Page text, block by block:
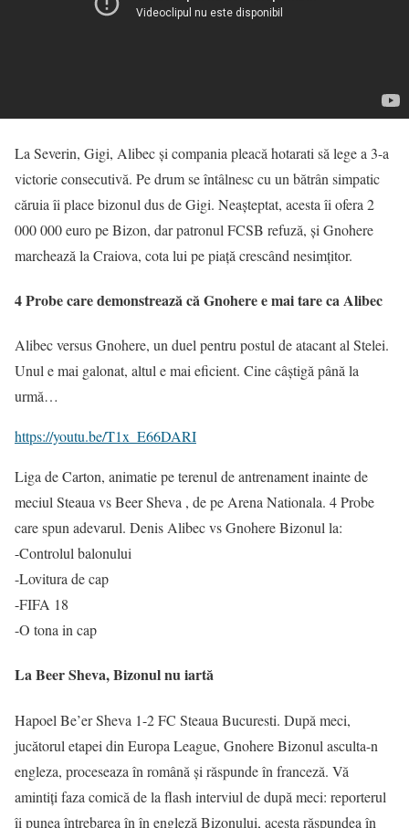
La Severin, Gigi, Alibec și compania pleacă hotarati să lege a 3-a
victorie consecutivă. Pe drum se întâlnesc cu un bătrân simpatic
căruia îi place bizonul dus de Gigi. Neașteptat, acesta îi ofera 2
000 000 euro pe Bizon, dar patronul FCSB refuză, și Gnohere
marchează la Craiova, cota lui pe piață crescând nesimțitor.
4 Probe care demonstrează că Gnohere e mai tare ca Alibec
Alibec versus Gnohere, un duel pentru postul de atacant al Stelei.
Unul e mai galonat, altul e mai eficient. Cine câștigă până la
urmă…
https://youtu.be/T1x_E66DARI
Liga de Carton, animatie pe terenul de antrenament inainte de
meciul Steaua vs Beer Sheva , de pe Arena Nationala. 4 Probe
care spun adevarul. Denis Alibec vs Gnohere Bizonul la:
-Controlul balonului
-Lovitura de cap
-FIFA 18
-O tona in cap
La Beer Sheva, Bizonul nu iartă
Hapoel Be’er Sheva 1-2 FC Steaua Bucuresti. După meci,
jucătorul etapei din Europa League, Gnohere Bizonul asculta-n
engleza, proceseaza în română și răspunde în franceză. Vă
amintiți faza comică de la flash interviul de după meci: reporterul
îi punea întrebarea în în engleză Bizonului, acesta răspundea în